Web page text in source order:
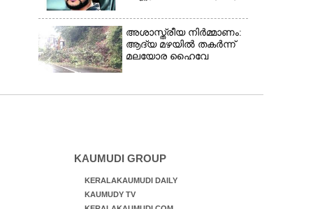
അശാസ്ത്രീയ നിർമ്മാണം:
ആദ്യ മഴയിൽ തകർന്ന്
മലയോര ഹൈവേ
KAUMUDI GROUP
KERALAKAUMUDI DAILY
KAUMUDY TV